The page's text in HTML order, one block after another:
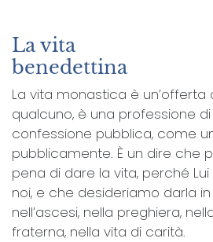
La vita
benedettina
La vita monastica è un’offerta
qualcuno, è una professione
confessione pubblica, come
pubblicamente. È un dire che
pena di dare la vita, perché
noi, e che desideriamo darla
nell’ascesi, nella preghiera,
fraterna, nella vita di carità.